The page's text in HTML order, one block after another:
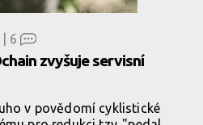
6
zvyšuje servisní
v povědomí cyklistické